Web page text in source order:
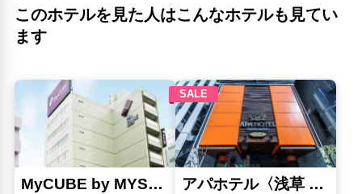
脱出ゲームなぞばこ東京（KN浅草ビル）(250m)
雷門 三定(250m)
駒形堂(240m)
上野恩賜公園(1.92km)
外源堂(360m)
新宿御苑(8.09km)
明治神宮(9.36km)
東京タワー(7.24km)
東京スカイツリー(1.48km)
このホテルを見た人はこんなホテルも見てい
ます